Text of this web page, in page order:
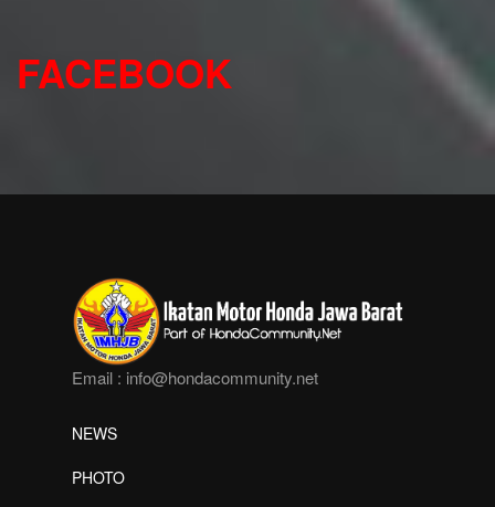
FACEBOOK
Email : info@hondacommunity.net
NEWS
PHOTO